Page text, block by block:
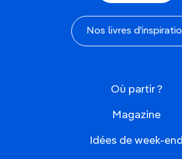
Nos livres
Où partir ?
Magazine
Idées de week-end